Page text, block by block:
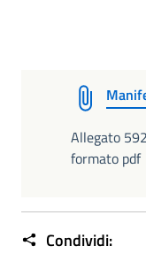
Allegato
formato pdf
Condividi: